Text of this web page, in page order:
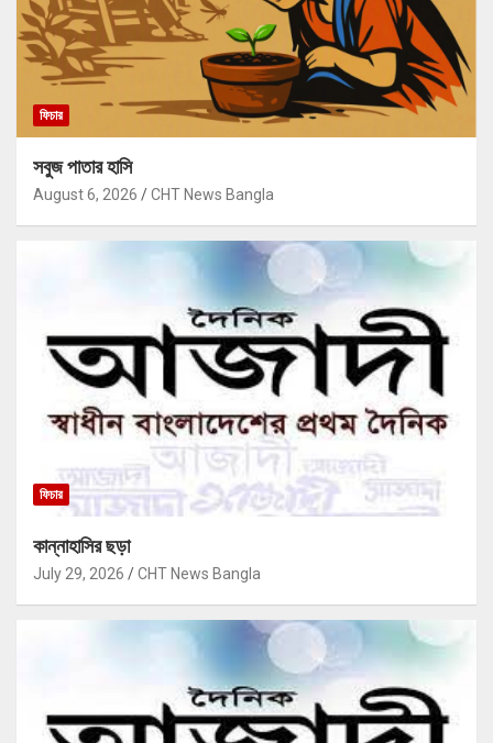
ফিচার
সবুজ পাতার হাসি
August 6, 2026 CHT News Bangla
ফিচার
কান্নাহাসির ছড়া
July 29, 2026 CHT News Bangla